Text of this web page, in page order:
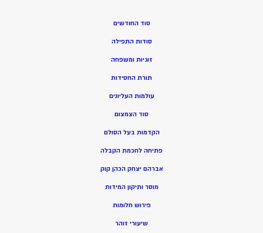
סוד החודשים
סודות התפילה
זוגיות ומשפחה
תורת החסידות
עולמות העליונים
סוד הצמצום
הקדמות בעל הסולם
פתיחה לחכמת הקבלה
אברהם יצחק הכהן קוק
מוסר ותיקון המידות
פירוש חלומות
שיעורי זוהר